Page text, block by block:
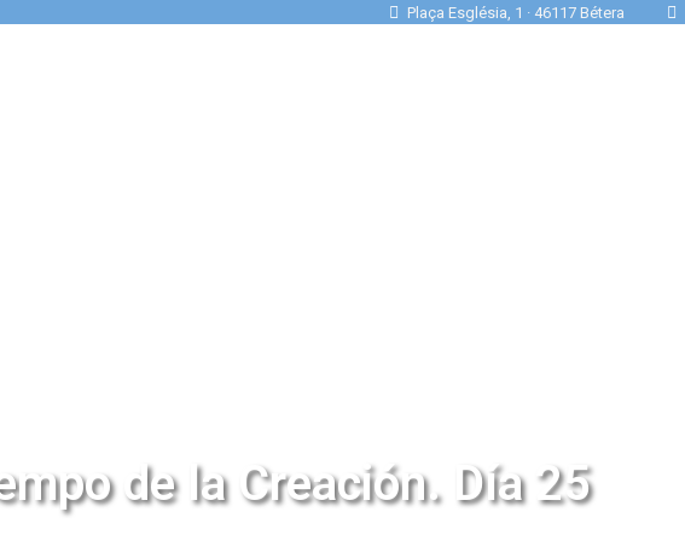
Plaça Església, 1 · 46117 Bétera
de la Creación. Día 25